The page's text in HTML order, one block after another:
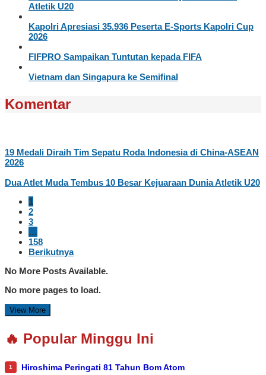
Atletik U20
Kapolri Apresiasi 35.936 Peserta E-Sports Kapolri Cup
2026
FIFPRO Sampaikan Tuntutan kepada FIFA
Vietnam dan Singapura ke Semifinal
Komentar
19 Medali Diraih Tim Sepatu Roda Indonesia di China-ASEAN
2026
Dua Atlet Muda Tembus 10 Besar Kejuaraan Dunia Atletik U20
1
2
3
…
158
Berikutnya
No More Posts Available.
No more pages to load.
View More
🔥 Popular Minggu Ini
1 Hiroshima Peringati 81 Tahun Bom Atom